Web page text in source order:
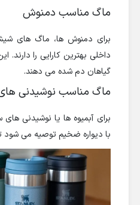
ماگ مناسب دمنوش
برای دمنوش ها، ماگ های
داخلی بهترین کارایی را دارند.
گیاهان دم شده می دهند.
ماگ مناسب نوشیدنی
برای آبمیوه ها یا نوشیدنی
با دیواره ضخیم توصیه می